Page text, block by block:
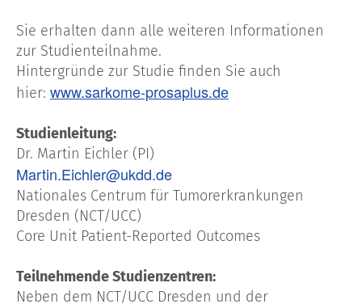
Sie erhalten dann alle weiteren Informationen
zur Studienteilnahme.
Hintergründe zur Studie finden Sie auch
hier: www.sarkome-prosaplus.de
Studienleitung:
Dr. Martin Eichler (PI)
Martin.Eichler@ukdd.de
Nationales Centrum für Tumorerkrankungen
Dresden (NCT/UCC)
Core Unit Patient-Reported Outcomes
Teilnehmende Studienzentren:
Neben dem NCT/UCC Dresden und der